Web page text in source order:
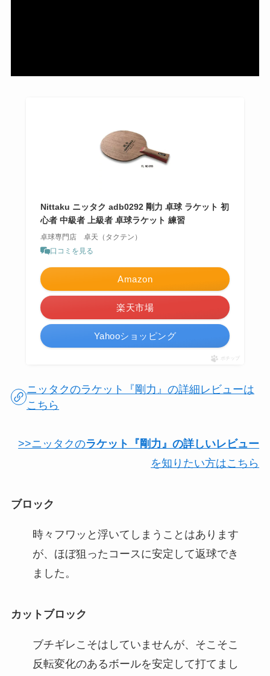
Nittaku ニッタク adb0292 剛力 卓球 ラケット 初
心者 中級者 上級者 卓球ラケット 練習
卓球専門店 卓天（タクテン）
口コミを見る
Amazon
楽天市場
Yahooショッピング
ポチップ
ニッタクのラケット『剛力』の詳細レビューは
こちら
>>ニッタクのラケット『剛力』の詳しいレビュー
を知りたい方はこちら
ブロック
時々フワッと浮いてしまうことはあります
が、ほぼ狙ったコースに安定して返球でき
ました。
カットブロック
ブチギレこそはしていませんが、そこそこ
反転変化のあるボールを安定して打てまし